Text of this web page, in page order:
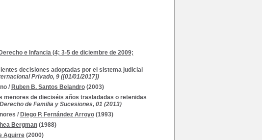
e Infancia (4; 3-5 de diciembre de 2009;
decisiones adoptadas por el sistema judicial
Privado, 9 ([01/01/2017])
/ Ruben B. Santos Belandro(2003)
menores de dieciséis años trasladadas o retenidas
de Familia y Sucesiones, 01 (2013)
/ Diego P. Fernández Arroyo(1993)
Bergman(1988)
Aguirre(2000)